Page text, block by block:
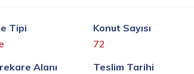
Tipi
Konut Sayısı
72
Alanı
Teslim Tarihi